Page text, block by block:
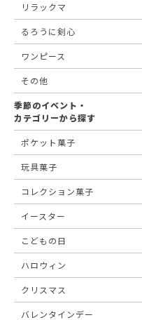
リラックマ
るろうに剣心
ワンピース
その他
季節のイベント・
カテゴリーから探す
ポケット菓子
玩具菓子
コレクション菓子
イースター
こどもの日
ハロウィン
クリスマス
バレンタインデー